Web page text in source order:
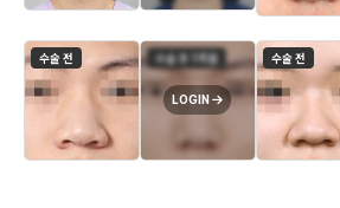
수술 전 수술 후 1개월
LOGIN
수술 전